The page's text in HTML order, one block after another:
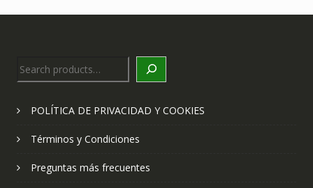
Search
POLÍTICA DE PRIVACIDAD Y COOKIES
Términos y Condiciones
Preguntas más frecuentes